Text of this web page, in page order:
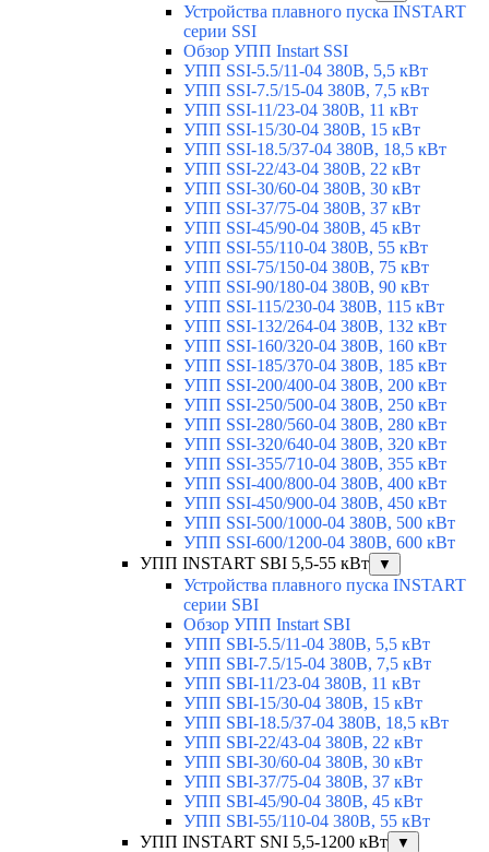
Устройства плавного пуска INSTART
серии SSI
Обзор УПП Instart SSI
УПП SSI-5.5/11-04 380В, 5,5 кВт
УПП SSI-7.5/15-04 380В, 7,5 кВт
УПП SSI-11/23-04 380В, 11 кВт
УПП SSI-15/30-04 380В, 15 кВт
УПП SSI-18.5/37-04 380В, 18,5 кВт
УПП SSI-22/43-04 380В, 22 кВт
УПП SSI-30/60-04 380В, 30 кВт
УПП SSI-37/75-04 380В, 37 кВт
УПП SSI-45/90-04 380В, 45 кВт
УПП SSI-55/110-04 380В, 55 кВт
УПП SSI-75/150-04 380В, 75 кВт
УПП SSI-90/180-04 380В, 90 кВт
УПП SSI-115/230-04 380В, 115 кВт
УПП SSI-132/264-04 380В, 132 кВт
УПП SSI-160/320-04 380В, 160 кВт
УПП SSI-185/370-04 380В, 185 кВт
УПП SSI-200/400-04 380В, 200 кВт
УПП SSI-250/500-04 380В, 250 кВт
УПП SSI-280/560-04 380В, 280 кВт
УПП SSI-320/640-04 380В, 320 кВт
УПП SSI-355/710-04 380В, 355 кВт
УПП SSI-400/800-04 380В, 400 кВт
УПП SSI-450/900-04 380В, 450 кВт
УПП SSI-500/1000-04 380В, 500 кВт
УПП SSI-600/1200-04 380В, 600 кВт
УПП INSTART SBI 5,5-55 кВт
▼
Устройства плавного пуска INSTART
серии SBI
Обзор УПП Instart SBI
УПП SBI-5.5/11-04 380В, 5,5 кВт
УПП SBI-7.5/15-04 380В, 7,5 кВт
УПП SBI-11/23-04 380В, 11 кВт
УПП SBI-15/30-04 380В, 15 кВт
УПП SBI-18.5/37-04 380В, 18,5 кВт
УПП SBI-22/43-04 380В, 22 кВт
УПП SBI-30/60-04 380В, 30 кВт
УПП SBI-37/75-04 380В, 37 кВт
УПП SBI-45/90-04 380В, 45 кВт
УПП SBI-55/110-04 380В, 55 кВт
УПП INSTART SNI 5,5-1200 кВт
▼